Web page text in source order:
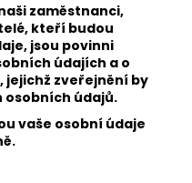
zaměstnanci,
kteří budou
jsou povinni
údajích a o
zveřejnění by
osobních údajů.
vaše osobní údaje